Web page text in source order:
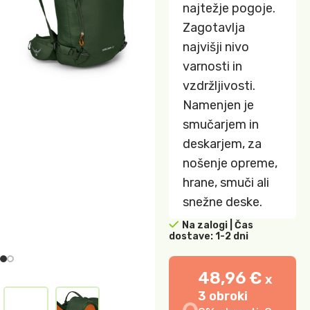
najtežje pogoje.
Zagotavlja
najvišji nivo
varnosti in
vzdržljivosti.
Namenjen je
smučarjem in
deskarjem, za
nošenje opreme,
hrane, smuči ali
snežne deske.
Na zalogi | Čas
dostave: 1-2 dni
48,96 € x
3 obroki